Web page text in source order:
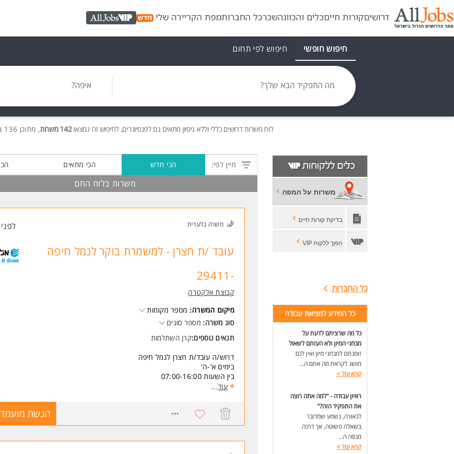
דרושיםקורות חייםכלים והכוונהשכרכל החברותמפת הקריירה שלי AllJobs VIP
חיפוש חופשי חיפוש לפי תחום
מה התפקיד הבא שלך? איפה?
לוח משרותדרושים כללי וללא ניסיון מתאים גם לפנסיונרים, לחיפוש זה נמצאו142 משרות , מתוכן 136 בלוח החם חינם!
משרות על המפה
בדיקת קורות חיים
הפוך ללקוח VIP
כל החברות
כל המידע למציאת עבודה
כל מה שרציתם לדעת על
מבחני המיון ולא העזתם לשאול
זומנתם למבחני מיון ואין לכם
מושג לקראת מה אתם ה...
קרא עוד>
ראיון עבודה - "למה אתה רוצה
את התפקיד הזה?"
לכאורה, נשמע שמדובר
בשאלה פשוטה, אך דרכה
מנסה ה...
קרא עוד>
מיין לפי: הכי חדש הכי מתאים
משרות בלוח החם
משרה בלעדית לפני 4
עובד /ת חצרן - למשמרת בוקר לנמל חיפה
-29411
קבוצת אלקטרה
מיקום המשרה: מספר מקומות
סוג משרה: מספר סוגים
תנאים נוספים:קרן השתלמות
דרוש/ה עובד/ת חצרן לנמל חיפה
בימים א'-ה'
בין השעות 07:00-16:00
ימי שישי לסירוגין בין השעות - 07:00-12:00
אורחות צהריים
נסיעות - 500 ש"ח חודשי
דרישות:
נכונות לעבודה בימים ובשעות הנדרשות!
עוד...
הגשת